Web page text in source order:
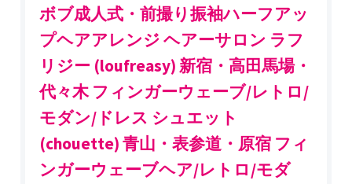
ボブ成人式・前撮り振袖ハーフアッ
プヘアアレンジ ヘアーサロン ラフ
リジー (loufreasy) 新宿・高田馬場・
代々木 フィンガーウェーブ/レトロ/
モダン/ドレス シュエット
(chouette) 青山・表参道・原宿 フィ
ンガーウェーブヘア/レトロ/モダ